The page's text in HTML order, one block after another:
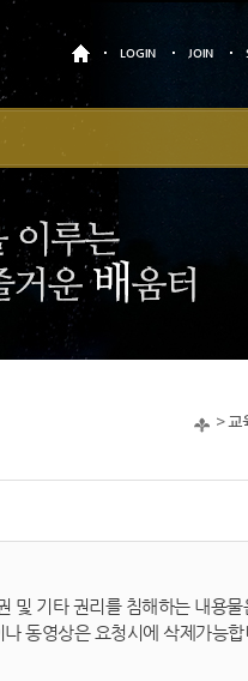
LOGIN JOIN
>교
및 기타 권리를 침해하는 내용
동영상은 요청시에 삭제가능